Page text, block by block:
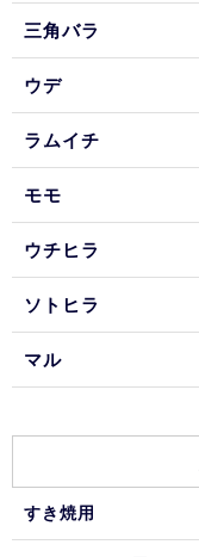
三角バラ
ウデ
ラムイチ
モモ
ウチヒラ
ソトヒラ
マル
すき焼用